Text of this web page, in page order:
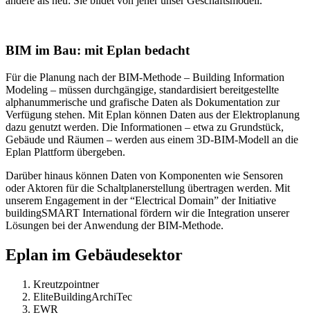
BIM im Bau: mit Eplan bedacht
Für die Planung nach der BIM-Methode – Building Information
Modeling – müssen durchgängige, standardisiert bereitgestellte
alphanummerische und grafische Daten als Dokumentation zur
Verfügung stehen. Mit Eplan können Daten aus der Elektroplanung
dazu genutzt werden. Die Informationen – etwa zu Grundstück,
Gebäude und Räumen – werden aus einem 3D-BIM-Modell an die
Eplan Plattform übergeben.
Darüber hinaus können Daten von Komponenten wie Sensoren
oder Aktoren für die Schaltplanerstellung übertragen werden. Mit
unserem Engagement in der “Electrical Domain” der Initiative
buildingSMART International fördern wir die Integration unserer
Lösungen bei der Anwendung der BIM-Methode.
Eplan im Gebäudesektor
Kreutzpointner
EliteBuildingArchiTec
EWR